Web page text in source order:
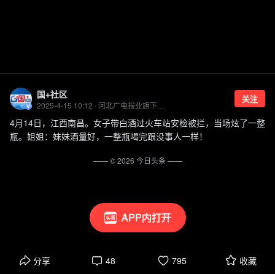
APP内打开
国+社区 关注
4月14日，江西南昌。女子带白酒过火车站安检被拦，当场炫了一整
瓶。姐姐：妹妹酒量好，一整瓶喝完跟没事人一样！
分享 48 795 收藏
—— ©2026 今日头条——